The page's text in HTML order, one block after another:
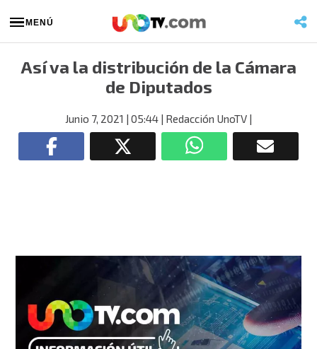
MENÚ
Así va la distribución de la Cámara
de Diputados
Junio 7, 2021 | 05:44 | Redacción UnoTV |